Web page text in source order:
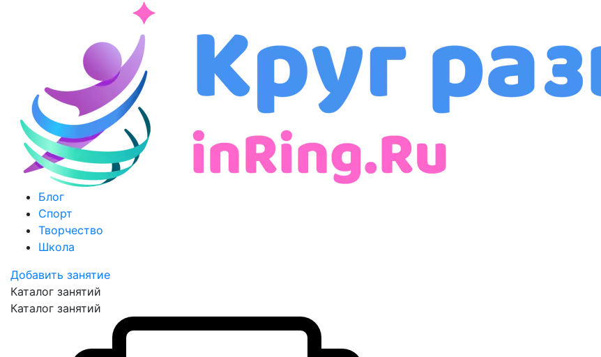
Блог
Спорт
Творчество
Школа
Добавить занятие
Каталог занятий
Каталог занятий